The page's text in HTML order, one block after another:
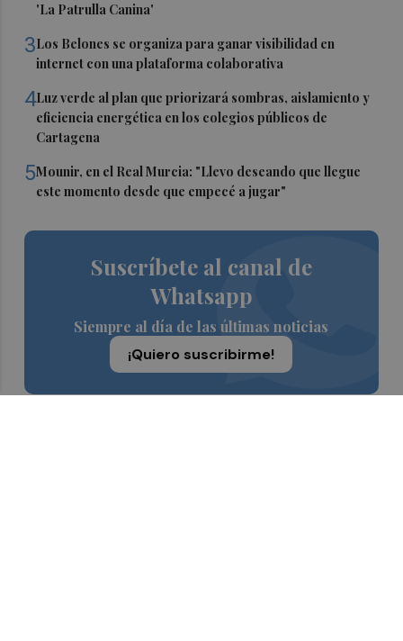
'La Patrulla Canina'
3Los Belones se organiza para ganar visibilidad en
internet con una plataforma colaborativa
4Luz verde al plan que priorizará sombras, aislamiento y
eficiencia energética en los colegios públicos de
Cartagena
5Mounir, en el Real Murcia: "Llevo deseando que llegue
este momento desde que empecé a jugar"
Suscríbete al canal de
Whatsapp
Siempre al día de las últimas noticias
¡Quiero suscribirme!